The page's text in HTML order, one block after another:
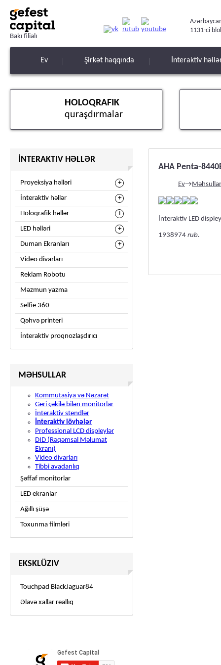
Bakı filialı
1131-ci
Ev Şirkət haqqında İnteraktiv
HOLOQRAFIK
quraşdırmalar
İNTERAKTIV HƏLLƏR
Proyeksiya həlləri
İnteraktiv həllər
Holoqrafik həllər
LED həlləri
Duman Ekranları
Video divarları
Reklam Robotu
Məzmun yazma
Selfie 360
Qəhvə printeri
İnteraktiv proqnozlaşdırıcı
MƏHSULLAR
Kommutasiya və Nəzarət
Geri çəkilə bilən monitorlar
İnteraktiv stendlər
İnteraktiv lövhələr
Professional LCD displeylər
DID (Rəqəmsal Məlumat
Ekranı)
Video divarları
Tibbi avadanlıq
Şəffaf monitorlar
LED ekranlar
Ağıllı şüşə
Toxunma filmləri
EKSKLÜZIV
Touchpad BlackJaguar84
Əlavə xallar reallıq
AHA Penta-
Ev→Məhsullar
İnteraktiv LED
1938974 rub.